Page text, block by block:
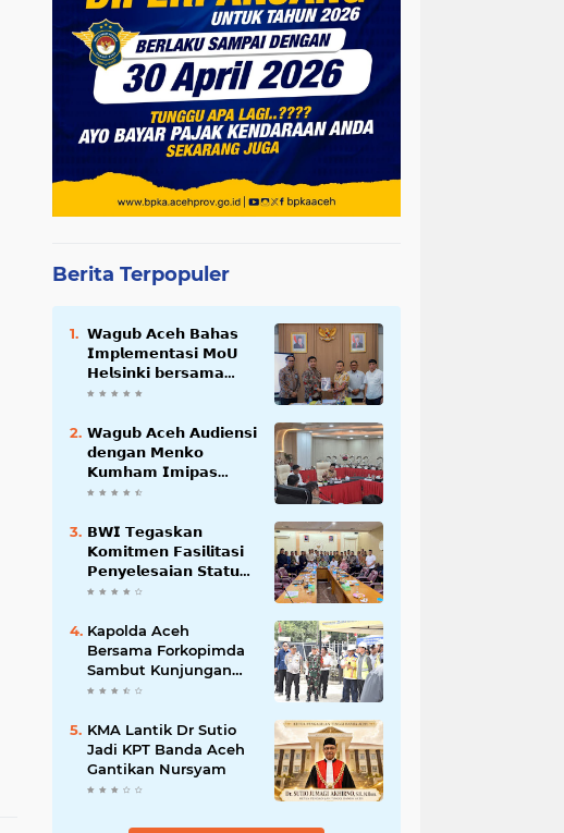
Berita Terpopuler
𝗪𝗮𝗴𝘂𝗯 𝗔𝗰𝗲𝗵 𝗕𝗮𝗵𝗮𝘀
𝗜𝗺𝗽𝗹𝗲𝗺𝗲𝗻𝘁𝗮𝘀𝗶 𝗠𝗼𝗨
𝗛𝗲𝗹𝘀𝗶𝗻𝗸𝗶 𝗯𝗲𝗿𝘀𝗮𝗺𝗮
𝗦𝗲𝗸𝗿𝗲𝘁𝗮𝗿𝗶𝗮𝘁 𝗡𝗲𝗴𝗮𝗿𝗮
𝗪𝗮𝗴𝘂𝗯 𝗔𝗰𝗲𝗵 𝗔𝘂𝗱𝗶𝗲𝗻𝘀𝗶
𝗱𝗲𝗻𝗴𝗮𝗻 𝗠𝗲𝗻𝗸𝗼
𝗞𝘂𝗺𝗵𝗮𝗺 𝗜𝗺𝗶𝗽𝗮𝘀
𝗧𝗲𝗿𝗸𝗮𝗶𝘁 𝗦𝘁𝗮𝘁𝘂𝘀 𝗪𝗮𝗸𝗮𝗳
𝗕𝗪𝗜 𝗧𝗲𝗴𝗮𝘀𝗸𝗮𝗻
𝗞𝗼𝗺𝗶𝘁𝗺𝗲𝗻 𝗙𝗮𝘀𝗶𝗹𝗶𝘁𝗮𝘀𝗶
𝗣𝗲𝗻𝘆𝗲𝗹𝗲𝘀𝗮𝗶𝗮𝗻 𝗦𝘁𝗮𝘁𝘂𝘀
𝗪𝗮𝗸𝗮𝗳 𝗕𝗹𝗮𝗻𝗴 𝗣𝗮𝗱𝗮𝗻𝗴
Kapolda Aceh
Bersama Forkopimda
Sambut Kunjungan
Kerja Wakil Presiden
Bireuen
KMA Lantik Dr Sutio
Jadi KPT Banda Aceh
Gantikan Nursyam